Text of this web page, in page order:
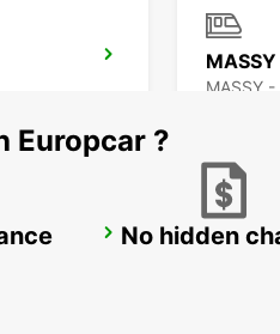
MASSY -
Europcar ?
No hidden